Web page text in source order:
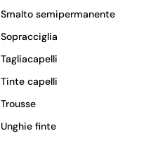
Smalto semipermanente
Sopracciglia
Tagliacapelli
Tinte capelli
Trousse
Unghie finte